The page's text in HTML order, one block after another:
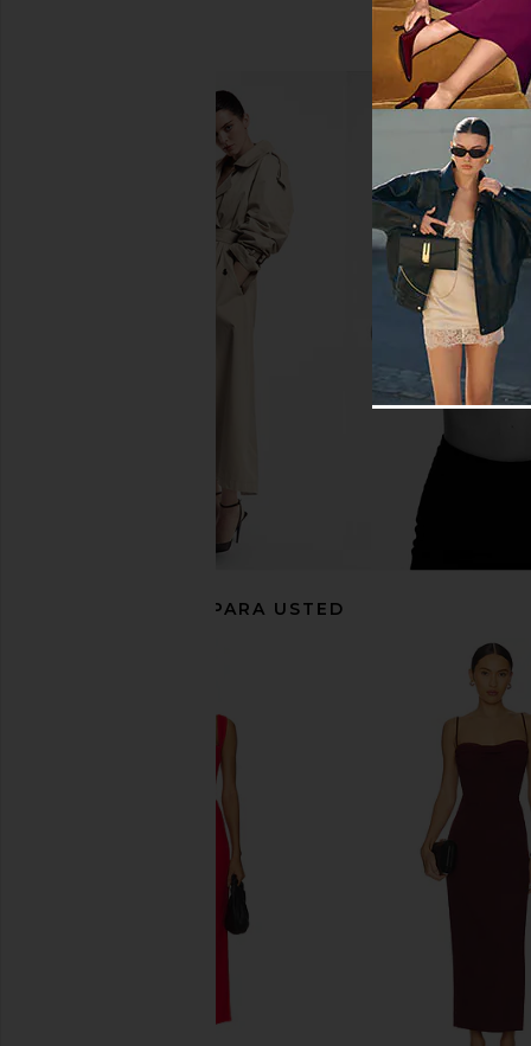
Michael Costello x REVOLVE Nolan
Maxi Dress in Black
ELLIATT Eden Maxi
ELLIATT
$243
$258
Bardot Eleni Chain Midi Dress in
Previous price:
Amanda Uprichard
Amanda
RECOMENDADO PARA USTED